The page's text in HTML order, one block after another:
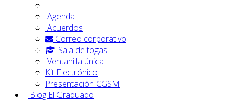
Agenda
Acuerdos
Correo corporativo
Sala de togas
Ventanilla única
Kit Electrónico
Presentación CGSM
Blog El Graduado